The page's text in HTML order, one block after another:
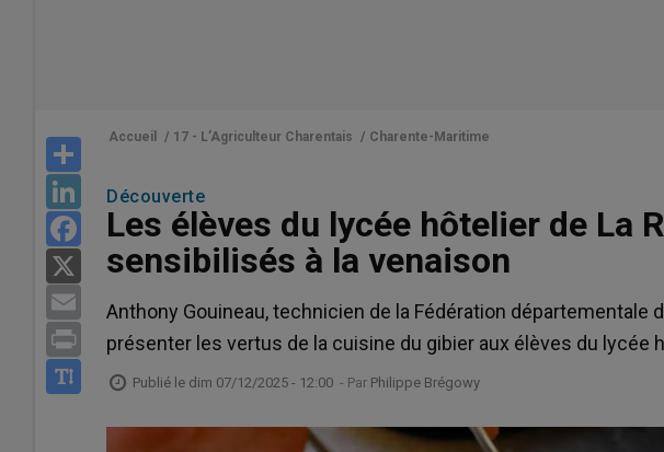
LinkedIn
Facebook
Email
Print
Accueil / 17 - L’Agriculteur Charentais / Charente-Maritime
Découverte
Les élèves du lycée hôtelier de La
sensibilisés à la venaison
Anthony Gouineau, technicien de la Fédération départementale
présenter les vertus de la cuisine du gibier aux élèves du lycée
Publié le dim 07/12/2025 - 12:00 - Par Philippe Brégowy